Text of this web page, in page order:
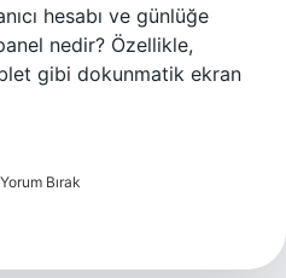
hesabı ve günlüğe
nedir? Özellikle,
gibi dokunmatik ekran
Yorum Bırak